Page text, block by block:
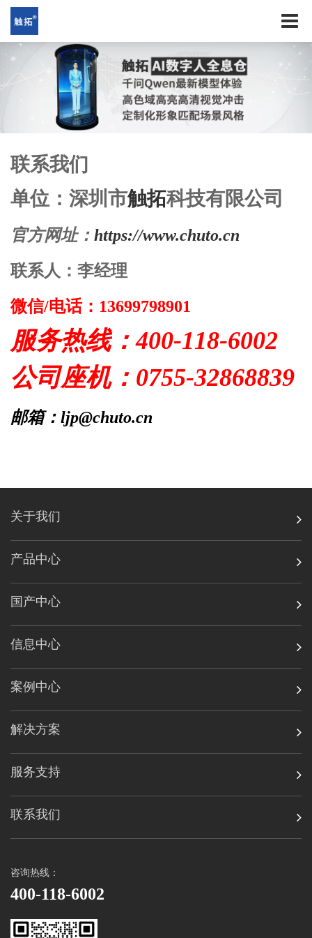
联系我们
单位：深圳市触拓科技有限公司
官方网址： https://www.chuto.cn
联系人：李经理
微信/电话： 13699798901
服务热线：400-118-6002
公司座机：0755-32868839
邮箱：ljp@chuto.cn
关于我们
产品中心
国产中心
信息中心
案例中心
解决方案
服务支持
联系我们
咨询热线：
400-118-6002